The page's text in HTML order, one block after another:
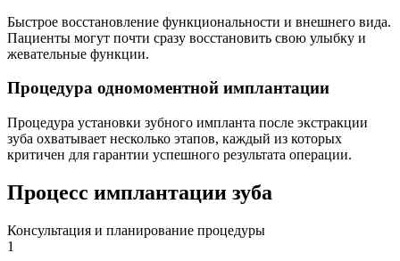
Быстрое восстановление функциональности и внешнего вида.
Пациенты могут почти сразу восстановить свою улыбку и
жевательные функции.
Процедура одномоментной имплантации
Процедура установки зубного импланта после экстракции
зуба охватывает несколько этапов, каждый из которых
критичен для гарантии успешного результата операции.
Процесс имплантации зуба
Консультация и планирование процедуры
1